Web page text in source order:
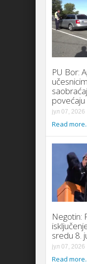
PU Bor:
јул 07, 2026
Read
Negotin:
sredu 8.
јул 07, 2026
Read